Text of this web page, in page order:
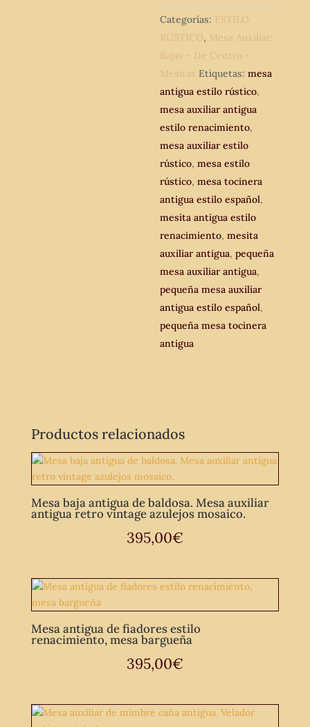
auxiliar
antigua
estilo
rústico
renacimiento.
cantidad
Categorías: ESTILO
RÚSTICO, Mesa Auxiliar:
Bajas - De Centro -
Mesitas Etiquetas:mesa
antigua estilo rústico,
mesa auxiliar antigua
estilo renacimiento,
mesa auxiliar estilo
rústico,mesa estilo
rústico,mesa tocinera
antigua estilo español,
mesita antigua estilo
renacimiento,mesita
auxiliar antigua,pequeña
mesa auxiliar antigua,
pequeña mesa auxiliar
antigua estilo español,
pequeña mesa tocinera
antigua
Productos relacionados
Mesa baja antigua de baldosa. Mesa auxiliar
antigua retro vintage azulejos mosaico.
395,00€
Mesa antigua de fiadores estilo
renacimiento, mesa bargueña
395,00€